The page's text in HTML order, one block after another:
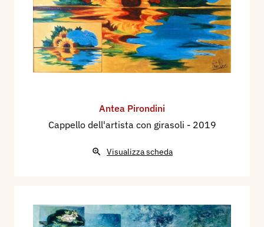
Antea Pirondini
Cappello dell'artista con girasoli - 2019
Visualizza scheda